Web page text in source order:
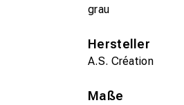
grau
Hersteller
A.S. Création
Maße